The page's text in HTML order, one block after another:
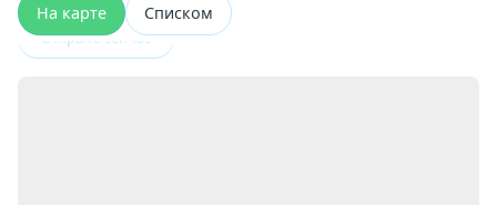
На карте Списком
Открыта сейчас